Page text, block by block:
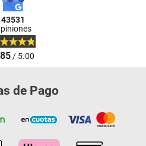
43531
/ 5.00
de Pago